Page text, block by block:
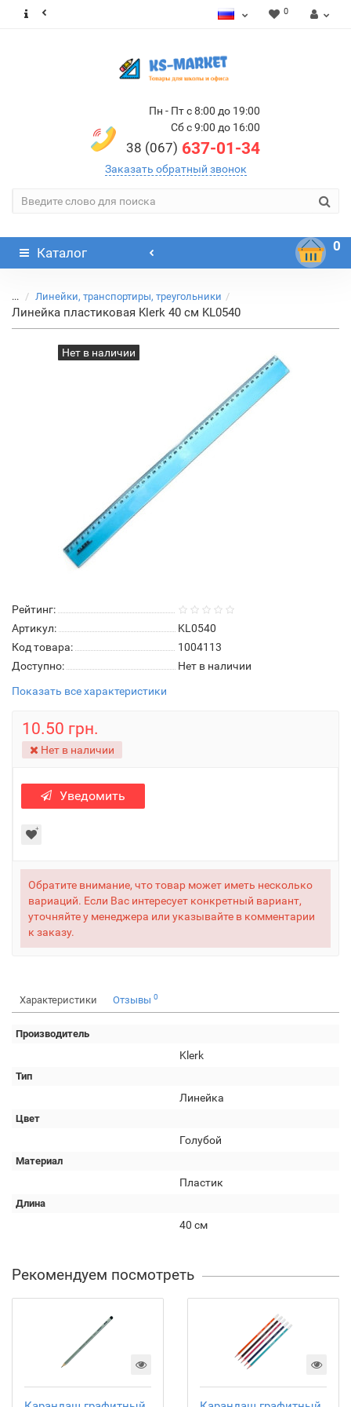
0
Пн - Пт с 8:00 до 19:00
Сб с 9:00 до 16:00
38 (067) 637-01-34
Заказать обратный звонок
Каталог 0
... Линейки, транспортиры, треугольники
Линейка пластиковая Klerk 40 см KL0540
Нет в наличии
Рейтинг:
Артикул:
KL0540
Код товара:
1004113
Доступно:
Нет в наличии
Показать все характеристики
10.50 грн.
Нет в наличии
Уведомить
Обратите внимание, что товар может иметь несколько
вариаций. Если Вас интересует конкретный вариант,
уточняйте у менеджера или указывайте в комментарии
к заказу.
Характеристики Отзывы 0
Производитель
Klerk
Тип
Линейка
Цвет
Голубой
Материал
Пластик
Длина
40 см
Рекомендуем посмотреть